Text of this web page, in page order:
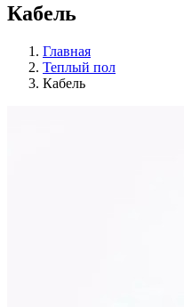
Кабель
Главная
Теплый пол
Кабель